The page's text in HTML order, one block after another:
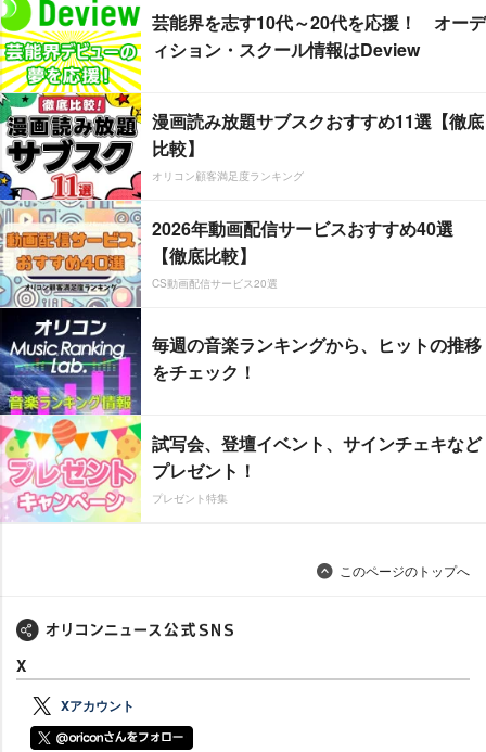
芸能界を志す10代～20代を応援！ オーデ
ィション・スクール情報はDeview
漫画読み放題サブスクおすすめ11選【徹底
比較】
オリコン顧客満足度ランキング
2026年動画配信サービスおすすめ40選
【徹底比較】
CS動画配信サービス20選
毎週の音楽ランキングから、ヒットの推移
をチェック！
試写会、登壇イベント、サインチェキなど
プレゼント！
プレゼント特集
このページのトップへ
X
Xアカウント